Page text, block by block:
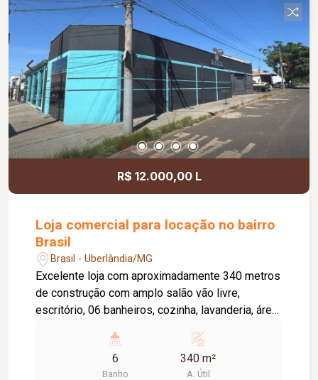
R$ 12.000,00 L
Loja comercial para locação no bairro
Brasil
Brasil - Uberlândia/MG
Excelente loja com aproximadamente 340 metros
de construção com amplo salão vão livre,
escritório, 06 banheiros, cozinha, lavanderia, área
6
Banho
340 m²
A. Útil